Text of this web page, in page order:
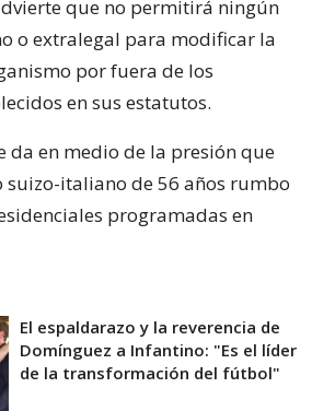
que no permitirá ningún
o extralegal para modificar la
por fuera de los
en sus estatutos.
da en medio de la presión que
italiano de 56 años rumbo
programadas en
El espaldarazo y la reverencia de
Domínguez a Infantino: "Es el líder
de la transformación del fútbol"